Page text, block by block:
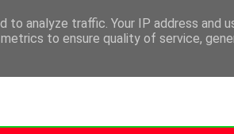
Στην Κρήτη Kriti Traveller
analyze traffic. Your IP address and
to ensure quality of service,